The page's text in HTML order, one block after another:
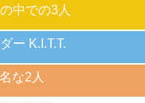
中での3人
ー K.I.T.T.
な2人